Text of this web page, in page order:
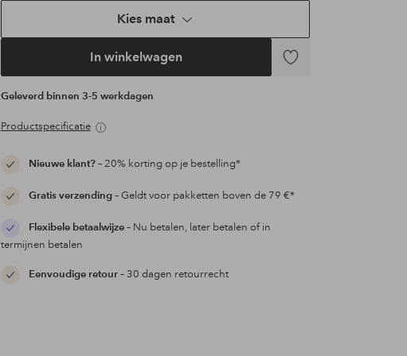
Kies maat
In winkelwagen
Toevoegen
Geleverd binnen 3-5 werkdagen
Productspecificatie
Nieuwe klant?– 20% korting op je bestelling*
Gratis verzending– Geldt voor pakketten boven de 79 €*
Flexibele betaalwijze– Nu betalen, later betalen of in
termijnen betalen
Eenvoudige retour– 30 dagen retourrecht